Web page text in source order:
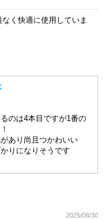
く快適に使用していま
のは4本目ですが1番の
あり尚且つかわいい
りになりそうです
2025/08/30